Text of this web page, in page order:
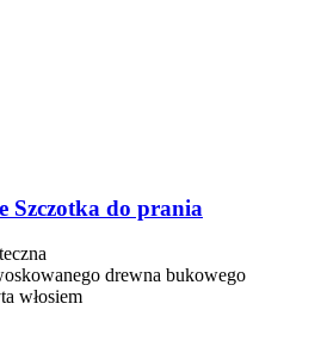
Szczotka do prania
drewna bukowego
włosiem